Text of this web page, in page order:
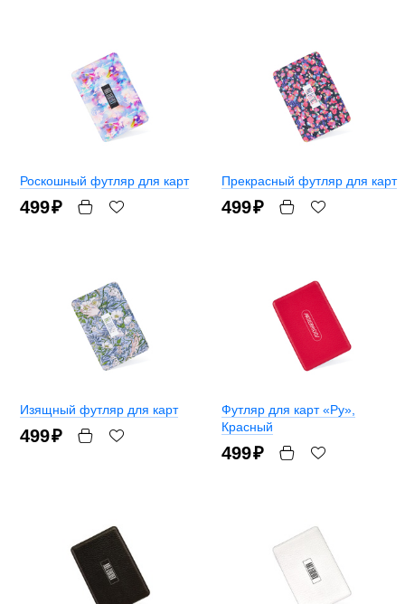
Роскошный футляр для карт
499₽
Прекрасный футляр для карт
499₽
Изящный футляр для карт
499₽
Футляр для карт «Ру»
Красный
499₽